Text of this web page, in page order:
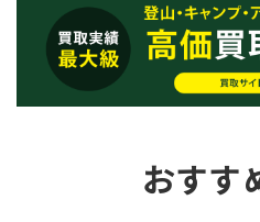
おすす